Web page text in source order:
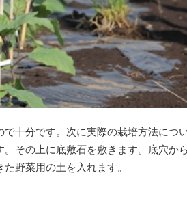
十分です。次に実際の栽培方法につ
その上に底敷石を敷きます。底穴か
野菜用の土を入れます。